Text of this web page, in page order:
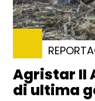
Agristar II
di ultima